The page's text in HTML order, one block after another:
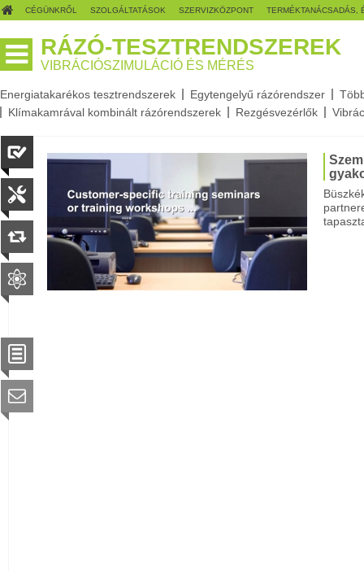
CÉGÜNKRŐL SZOLGÁLTATÁSOK SZERVIZKÖZPONT TERMÉKTANÁCSADÁS,
RÁZÓ-TESZTRENDSZEREK
VIBRÁCIÓSZIMULÁCIÓ ÉS MÉRÉS
Energiatakarékos tesztrendszerek Egytengelyű rázórendszer
Klímakamrával kombinált rázórendszerek
Rezgésvezérlők